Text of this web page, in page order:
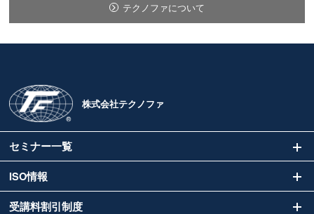
テクノファについて
株式会社テクノファ
セミナー一覧
ISO情報
受講料割引制度